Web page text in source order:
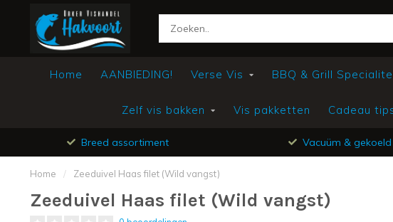
Home AANBIEDING! Verse Vis BBQ & Grill
Zelf vis bakken Vis pakketten Cadeau
Breed assortiment Vacuüm &
Home / Zeeduivel Haas filet (Wild vangst)
Zeeduivel Haas filet (Wild vangst)